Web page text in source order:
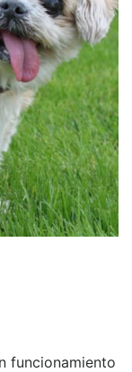
funcionamiento